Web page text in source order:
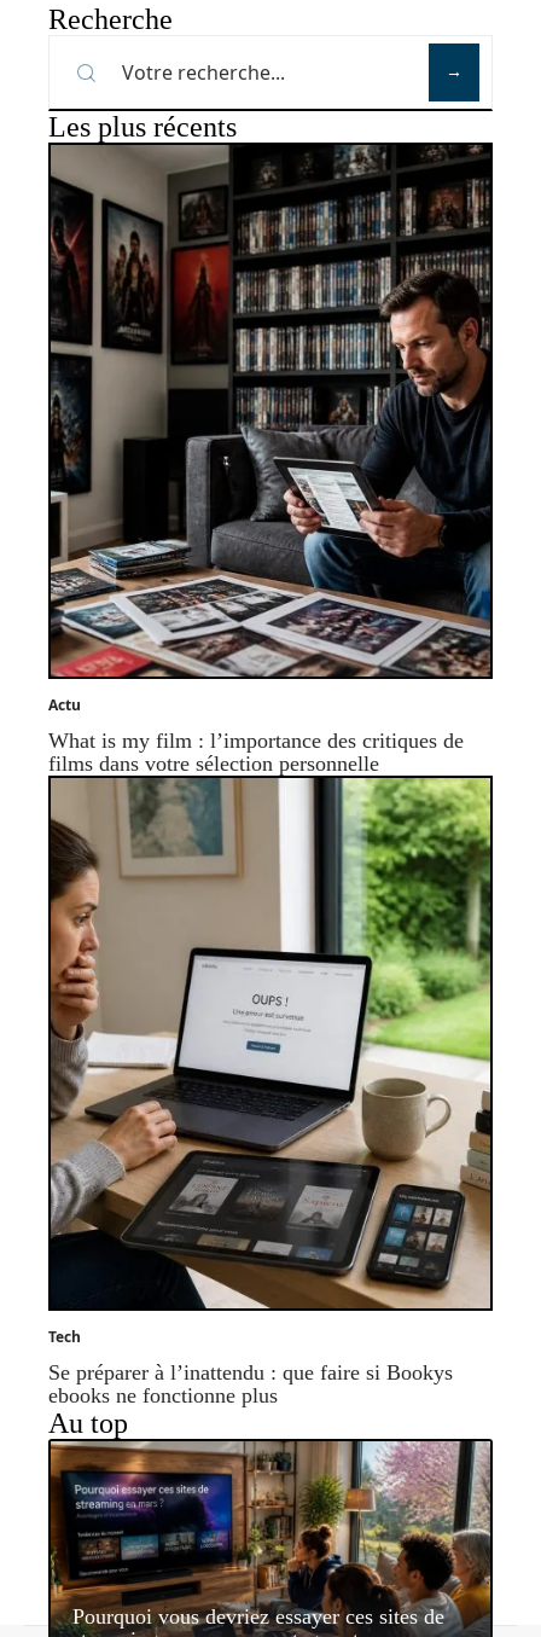
Recherche
Les plus récents
Actu
What is my film : l’importance des critiques de
films dans votre sélection personnelle
Tech
Se préparer à l’inattendu : que faire si Bookys
ebooks ne fonctionne plus
Au top
Pourquoi vous devriez essayer ces sites de